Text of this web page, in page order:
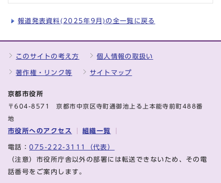
報道発表資料(2025年9月)の全一覧に戻る
このサイトの考え方 個人情報の取扱い
著作権・リンク等 サイトマップ
京都市役所
〒604-8571 京都市中京区寺町通御池上る上本能寺前町488番
地
市役所へのアクセス 組織一覧
電話：075-222-3111（代表）
（注意）市役所庁舎以外の部署には転送できないため、その電
話番号をご案内します。